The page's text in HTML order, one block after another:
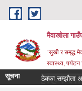
Skip to main content
मैवाखोला
“सुखी र समृद्ध
स्वास्थ्य, पर्यटन
यहाँहरुलाई
सूचना ठेक्का सम्झौता